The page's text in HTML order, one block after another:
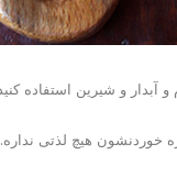
و آبدار و شیرین استفاده
خوردنشون هیچ لذتی